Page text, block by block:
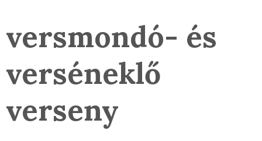
versmondó- és
verséneklő
verseny